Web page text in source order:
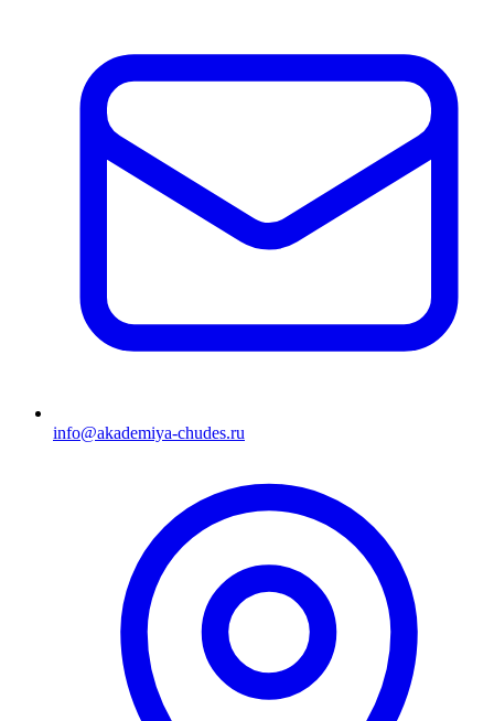
info@akademiya-chudes.ru